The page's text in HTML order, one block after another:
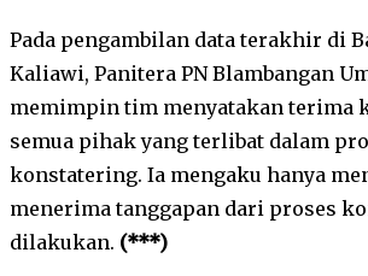
Pada pengambilan data terakhir di
Kaliawi, Panitera PN Blambangan
memimpin tim menyatakan terima
semua pihak yang terlibat dalam
konstatering. Ia mengaku hanya
menerima tanggapan dari proses
dilakukan. (***)